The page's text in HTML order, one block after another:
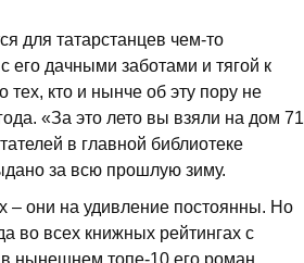
для татарстанцев чем-то
его дачными заботами и тягой к
кто и нынче об эту пору не
«За это лето вы взяли на дом 71
в главной библиотеке
за всю прошлую зиму.
– они на удивление постоянны. Но
во всех книжных рейтингах с
в нынешнем топе-10 его роман